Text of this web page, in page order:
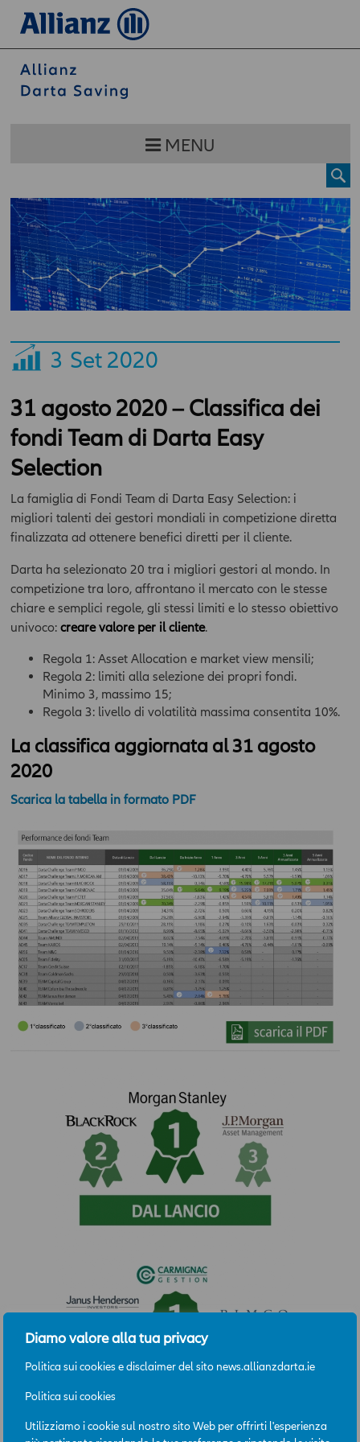
Diamo valore alla tua privacy
Politica sui cookies e disclaimer del sito news.allianzdarta.ie
Politica sui cookies
Utilizziamo i cookie sul nostro sito Web per offrirti l'esperienza
MENU
3 Set 2020
31 agosto 2020 – Classifica dei
fondi Team di Darta Easy
Selection
La famiglia di Fondi Team di Darta Easy Selection: i
migliori talenti dei gestori mondiali in competizione diretta
finalizzata ad ottenere benefici diretti per il cliente.
Darta ha selezionato 20 tra i migliori gestori al mondo. In
competizione tra loro, affrontano il mercato con le stesse
chiare e semplici regole, gli stessi limiti e lo stesso obiettivo
univoco: creare valore per il cliente.
Regola 1: Asset Allocation e market view mensili;
Regola 2: limiti alla selezione dei propri fondi.
Minimo 3, massimo 15;
Regola 3: livello di volatilità massima consentita 10%.
La classifica aggiornata al 31 agosto
2020
Scarica la tabella in formato PDF